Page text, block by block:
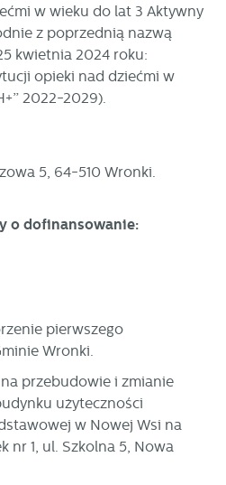
w wieku do lat 3 Aktywny
z poprzednią nazwą
kwietnia 2024 roku:
opieki nad dziećmi w
2022-2029).
5, 64-510 Wronki.
o dofinansowanie:
pierwszego
Wronki.
przebudowie i zmianie
użyteczności
w Nowej Wsi na
nr 1, ul. Szkolna 5, Nowa
usług. Firmy te działają
nasze treści w
komunikatów mediów